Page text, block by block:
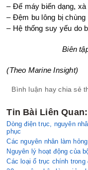
– Đế máy biến dạng, xà
– Đệm bu lông bị
– Hệ thống suy yếu do
Biên
(Theo Marine Insight)
Bình luận hay chia sẻ
Tin Bài Liên Quan:
Dòng điện trục, nguyên
phục
Các nguyên nhân làm
Nguyên lý hoạt động của
Các loại ổ trục chính